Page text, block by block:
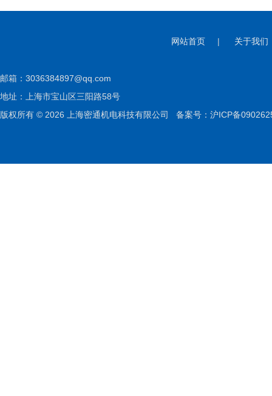
网站首页 | 关于我们
邮箱： 3036384897@qq.com
地址：上海市宝山区三阳路58号
版权所有 © 2026 上海密通机电科技有限公司 备案号：沪ICP备